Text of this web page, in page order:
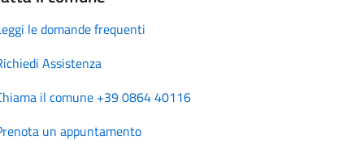
le domande frequenti
Assistenza
il comune +39 0864 40116
un appuntamento